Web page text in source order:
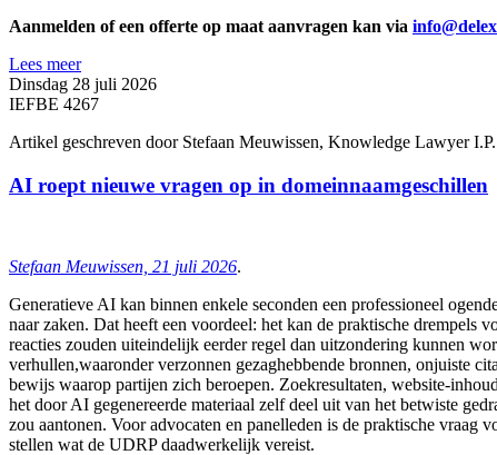
Aanmelden of een offerte op maat aanvragen kan via
Lees meer
Dinsdag 28 juli 2026
IEFBE 4267
Artikel geschreven door Stefaan Meuwissen, Knowledge Lawyer
AI roept nieuwe vragen op in domeinnaamgeschillen
Stefaan Meuwissen, 21 juli 2026.
Generatieve AI kan binnen enkele seconden een professioneel
naar zaken. Dat heeft een voordeel: het kan de praktische drempels
reacties zouden uiteindelijk eerder regel dan uitzondering kunnen
verhullen,waaronder verzonnen gezaghebbende bronnen, onjuiste
bewijs waarop partijen zich beroepen. Zoekresultaten, website-
het door AI gegenereerde materiaal zelf deel uit van het betwiste
zou aantonen. Voor advocaten en panelleden is de praktische
stellen wat de UDRP daadwerkelijk vereist.